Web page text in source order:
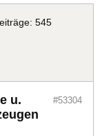
545
u.
#53304